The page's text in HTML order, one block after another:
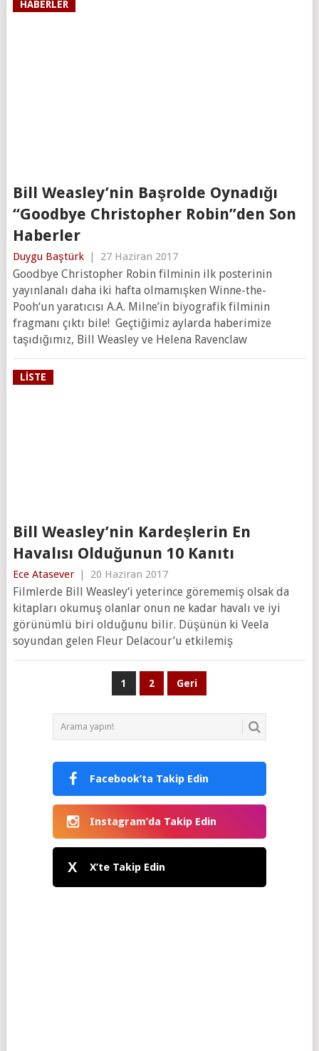
HABERLER
Bill Weasley’nin Başrolde Oynadığı
“Goodbye Christopher Robin”den Son
Haberler
Duygu Baştürk | 27 Haziran 2017
Goodbye Christopher Robin filminin ilk posterinin
yayınlanalı daha iki hafta olmamışken Winne-the-
Pooh‘un yaratıcısı A.A. Milne’in biyografik filminin
fragmanı çıktı bile! Geçtiğimiz aylarda haberimize
taşıdığımız, Bill Weasley ve Helena Ravenclaw
LISTE
Bill Weasley’nin Kardeşlerin En
Havalısı Olduğunun 10 Kanıtı
Ece Atasever | 20 Haziran 2017
Filmlerde Bill Weasley‘i yeterince görememiş olsak da
kitapları okumuş olanlar onun ne kadar havalı ve iyi
görünümlü biri olduğunu bilir. Düşünün ki Veela
soyundan gelen Fleur Delacour’u etkilemiş
1 2 Geri
Facebook’ta Takip Edin
Instagram’da Takip Edin
X X’te Takip Edin